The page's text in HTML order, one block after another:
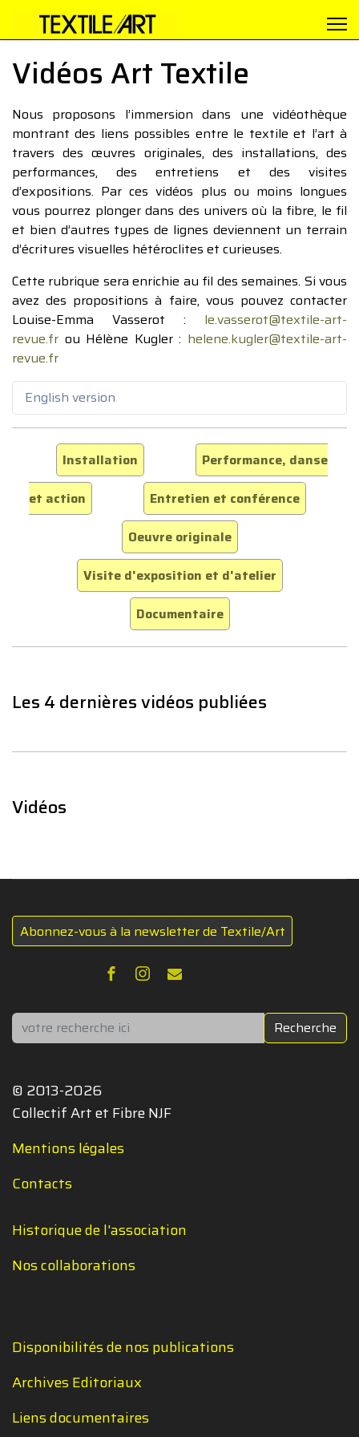
Vidéos Art Textile
Nous proposons l’immersion dans une vidéothèque
montrant des liens possibles entre le textile et l’art à
travers des œuvres originales, des installations, des
performances, des entretiens et des visites
d’expositions. Par ces vidéos plus ou moins longues
vous pourrez plonger dans des univers où la fibre, le fil
et bien d’autres types de lignes deviennent un terrain
d’écritures visuelles hétéroclites et curieuses.
Cette rubrique sera enrichie au fil des semaines. Si vous
avez des propositions à faire, vous pouvez contacter
Louise-Emma Vasserot : le.vasserot@textile-art-
revue.fr ou Hélène Kugler : helene.kugler@textile-art-
revue.fr
English version
Installation
Performance, danse
et action
Entretien et conférence
Oeuvre originale
Visite d'exposition et d'atelier
Documentaire
Les 4 dernières vidéos publiées
Vidéos
Abonnez-vous à la newsletter de Textile/Art
Rechercher Recherche
© 2013-2026
Collectif Art et Fibre NJF
Mentions légales
Contacts
Historique de l'association
Nos collaborations
Disponibilités de nos publications
Archives Editoriaux
Liens documentaires